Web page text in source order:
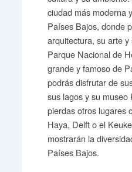
ciudad más moderna
Países Bajos, donde
arquitectura, su arte
Parque Nacional de
grande y famoso de
podrás disfrutar de
sus lagos y su museo
pierdas otros lugares
Haya, Delft o el
mostrarán la
Países Bajos.